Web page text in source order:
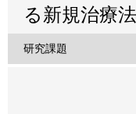
る新規治療
研究課題